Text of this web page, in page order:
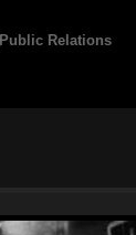
Public Relations